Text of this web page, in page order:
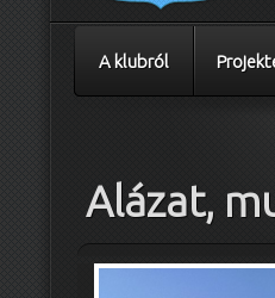
A klubról
Alázat,